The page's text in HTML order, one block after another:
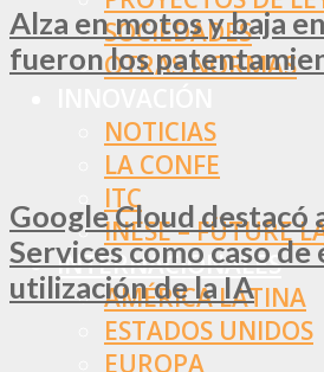
SOCIEDADES
OTRAS NORMAS
NOTICIAS
LA CONFE
ITC
INESE – FÜTURE
INTERNACIONALES
AMÉRICA LATINA
ESTADOS UNIDOS
EUROPA
Alza en motos y baja
fueron los
Google Cloud destacó
Services como caso
utilización de la IA